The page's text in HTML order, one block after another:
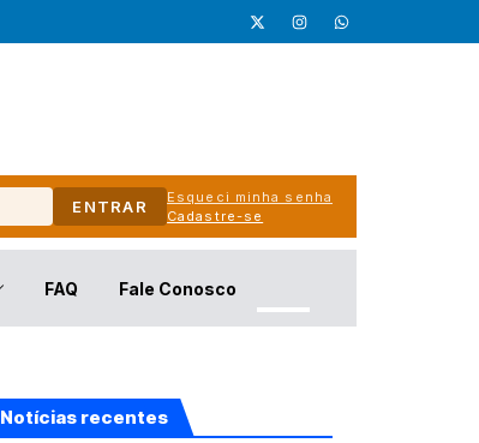
ENTRAR
Esqueci minha senha
Cadastre-se
FAQ Fale Conosco
Notícias recentes